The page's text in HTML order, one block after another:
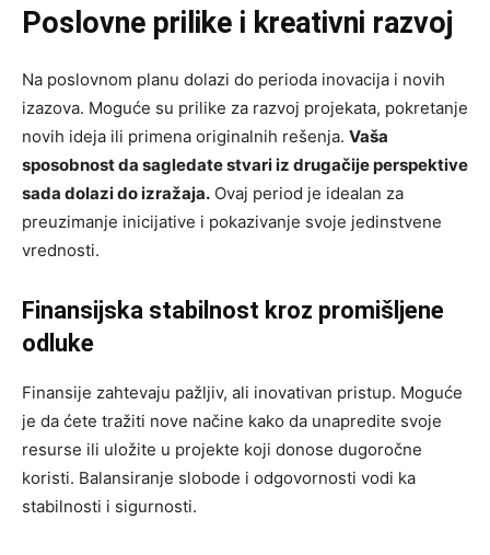
Poslovne prilike i kreativni razvoj
Na poslovnom planu dolazi do perioda inovacija i novih
izazova. Moguće su prilike za razvoj projekata, pokretanje
novih ideja ili primena originalnih rešenja. Vaša
sposobnost da sagledate stvari iz drugačije perspektive
sada dolazi do izražaja. Ovaj period je idealan za
preuzimanje inicijative i pokazivanje svoje jedinstvene
vrednosti.
Finansijska stabilnost kroz promišljene
odluke
Finansije zahtevaju pažljiv, ali inovativan pristup. Moguće
je da ćete tražiti nove načine kako da unapredite svoje
resurse ili uložite u projekte koji donose dugoročne
koristi. Balansiranje slobode i odgovornosti vodi ka
stabilnosti i sigurnosti.